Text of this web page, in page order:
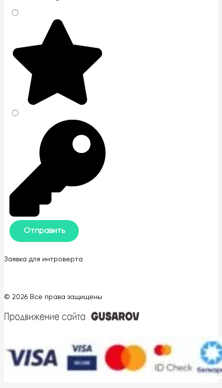
Заявка для интроверта
© 2026 Все права защищены